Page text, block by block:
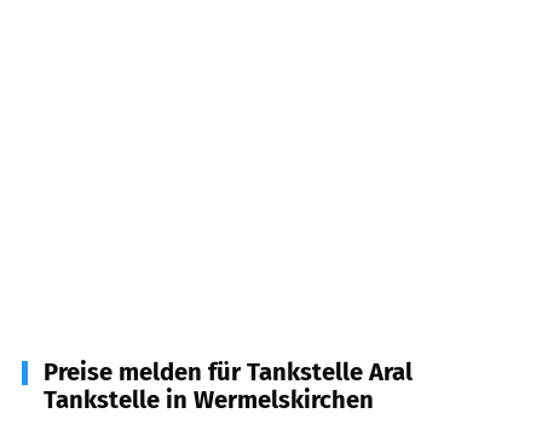
Preise melden für Tankstelle Aral
Tankstelle in Wermelskirchen